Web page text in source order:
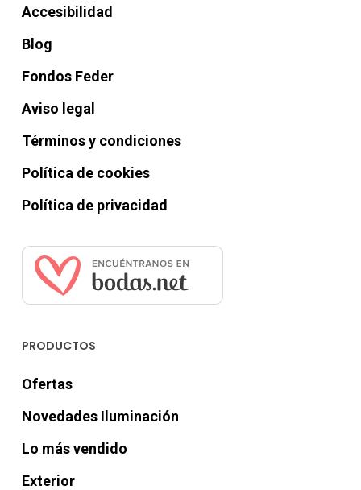
Accesibilidad
Blog
Fondos Feder
Aviso legal
Términos y condiciones
Política de cookies
Política de privacidad
PRODUCTOS
Ofertas
Novedades Iluminación
Lo más vendido
Exterior